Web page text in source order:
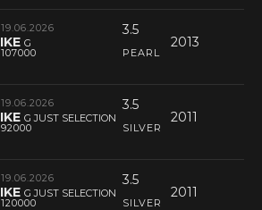
19.06.2026 3.5
G 2013
107000 PEARL
19.06.2026 3.5
G JUST SELECTION 2011
92000 SILVER
19.06.2026 3.5
G JUST SELECTION 2011
120000 SILVER